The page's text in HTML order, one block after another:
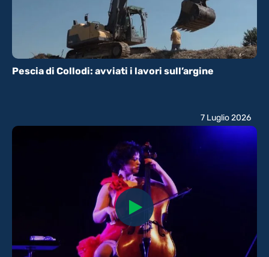
Pescia di Collodi: avviati i lavori sull’argine
7 Luglio 2026